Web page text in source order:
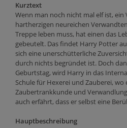
Kurztext
Wenn man noch nicht mal elf ist, ein
hartherzigen neureichen
Treppe leben muss, hat einen das
gebeutelt. Das findet Harry Potter
sich eine unerschütterliche
durch nichts begründet ist. Doch
Geburtstag, wird Harry in das
Schule für Hexerei und Zauberei,
Zaubertrankkunde und
auch erfährt, dass er selbst eine
Hauptbeschreibung